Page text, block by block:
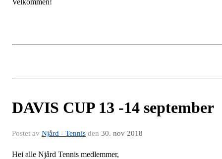
DAVIS CUP 13 -14 september
Postet av Njård - Tennis den 30. nov 2018
Hei alle Njård Tennis medlemmer,